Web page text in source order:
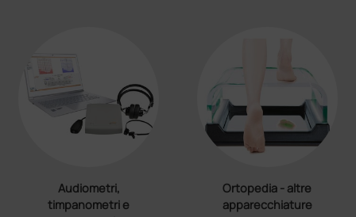
Audiometri,
timpanometri e
Ortopedia - altre
apparecchiature